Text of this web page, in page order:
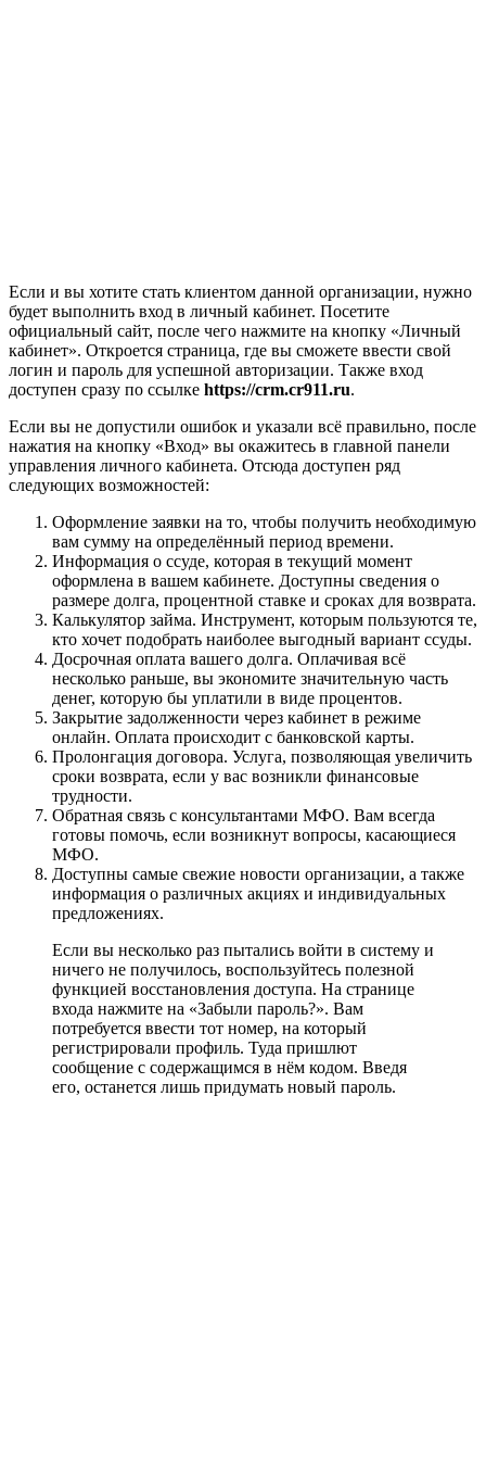
Если и вы хотите стать клиентом данной организации, нужно
будет выполнить вход в личный кабинет. Посетите
официальный сайт, после чего нажмите на кнопку «Личный
кабинет». Откроется страница, где вы сможете ввести свой
логин и пароль для успешной авторизации. Также вход
доступен сразу по ссылке https://crm.cr911.ru.
Если вы не допустили ошибок и указали всё правильно, после
нажатия на кнопку «Вход» вы окажитесь в главной панели
управления личного кабинета. Отсюда доступен ряд
следующих возможностей:
Оформление заявки на то, чтобы получить необходимую
вам сумму на определённый период времени.
Информация о ссуде, которая в текущий момент
оформлена в вашем кабинете. Доступны сведения о
размере долга, процентной ставке и сроках для возврата.
Калькулятор займа. Инструмент, которым пользуются те,
кто хочет подобрать наиболее выгодный вариант ссуды.
Досрочная оплата вашего долга. Оплачивая всё
несколько раньше, вы экономите значительную часть
денег, которую бы уплатили в виде процентов.
Закрытие задолженности через кабинет в режиме
онлайн. Оплата происходит с банковской карты.
Пролонгация договора. Услуга, позволяющая увеличить
сроки возврата, если у вас возникли финансовые
трудности.
Обратная связь с консультантами МФО. Вам всегда
готовы помочь, если возникнут вопросы, касающиеся
МФО.
Доступны самые свежие новости организации, а также
информация о различных акциях и индивидуальных
предложениях.
Если вы несколько раз пытались войти в систему и
ничего не получилось, воспользуйтесь полезной
функцией восстановления доступа. На странице
входа нажмите на «Забыли пароль?». Вам
потребуется ввести тот номер, на который
регистрировали профиль. Туда пришлют
сообщение с содержащимся в нём кодом. Введя
его, останется лишь придумать новый пароль.